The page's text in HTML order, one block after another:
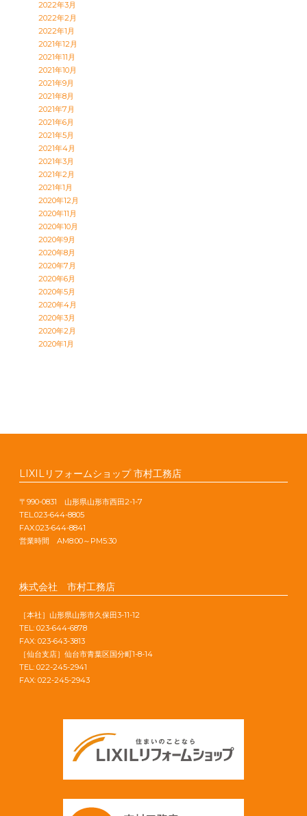
2022年3月
2022年2月
2022年1月
2021年12月
2021年11月
2021年10月
2021年9月
2021年8月
2021年7月
2021年6月
2021年5月
2021年4月
2021年3月
2021年2月
2021年1月
2020年12月
2020年11月
2020年10月
2020年9月
2020年8月
2020年7月
2020年6月
2020年5月
2020年4月
2020年3月
2020年2月
2020年1月
LIXILリフォームショップ 市村工務店
〒990-0831 山形県山形市西田2-1-7
TEL.023-644-8805
FAX.023-644-8841
営業時間 AM8:00～PM5:30
株式会社 市村工務店
［本社］山形県山形市久保田3-11-12
TEL: 023-644-6878
FAX: 023-643-3813
［仙台支店］仙台市青葉区国分町1-8-14
TEL: 022-245-2941
FAX: 022-245-2943